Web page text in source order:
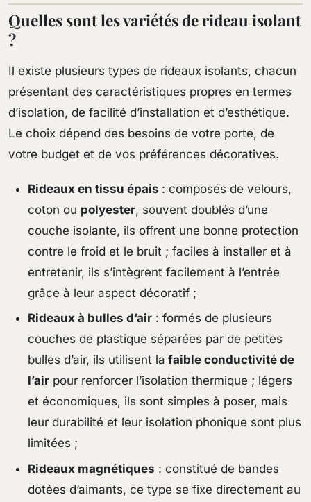
Quelles sont les variétés de rideau isolant
?
Il existe plusieurs types de rideaux isolants, chacun
présentant des caractéristiques propres en termes
d’isolation, de facilité d’installation et d’esthétique.
Le choix dépend des besoins de votre porte, de
votre budget et de vos préférences décoratives.
Rideaux en tissu épais : composés de velours,
coton ou polyester, souvent doublés d’une
couche isolante, ils offrent une bonne protection
contre le froid et le bruit ; faciles à installer et à
entretenir, ils s’intègrent facilement à l’entrée
grâce à leur aspect décoratif ;
Rideaux à bulles d’air : formés de plusieurs
couches de plastique séparées par de petites
bulles d’air, ils utilisent la faible conductivité de
l’air pour renforcer l’isolation thermique ; légers
et économiques, ils sont simples à poser, mais
leur durabilité et leur isolation phonique sont plus
limitées ;
Rideaux magnétiques : constitué de bandes
dotées d’aimants, ce type se fixe directement au